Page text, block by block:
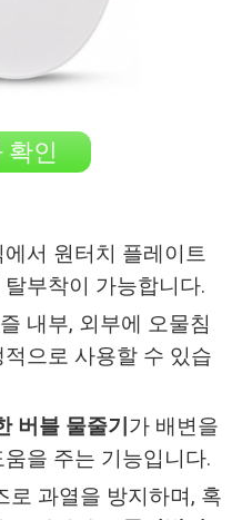
확인
서 원터치 플레이트
부착이 가능합니다.
내부, 외부에 오물침
으로 사용할 수 있습
버블 물줄기 가 배변을
을 주는 기능입니다.
로 과열을 방지하며, 혹